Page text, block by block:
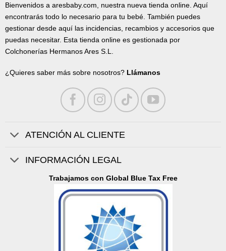
Bienvenidos a aresbaby.com, nuestra nueva tienda online. Aquí
encontrarás todo lo necesario para tu bebé. También puedes
gestionar desde aquí las incidencias, recambios y accesorios que
puedas necesitar. Esta tienda online es gestionada por
Colchonerías Hermanos Ares S.L.
¿Quieres saber más sobre nosotros? Llámanos
ATENCIÓN AL CLIENTE
INFORMACIÓN LEGAL
Trabajamos con Global Blue Tax Free